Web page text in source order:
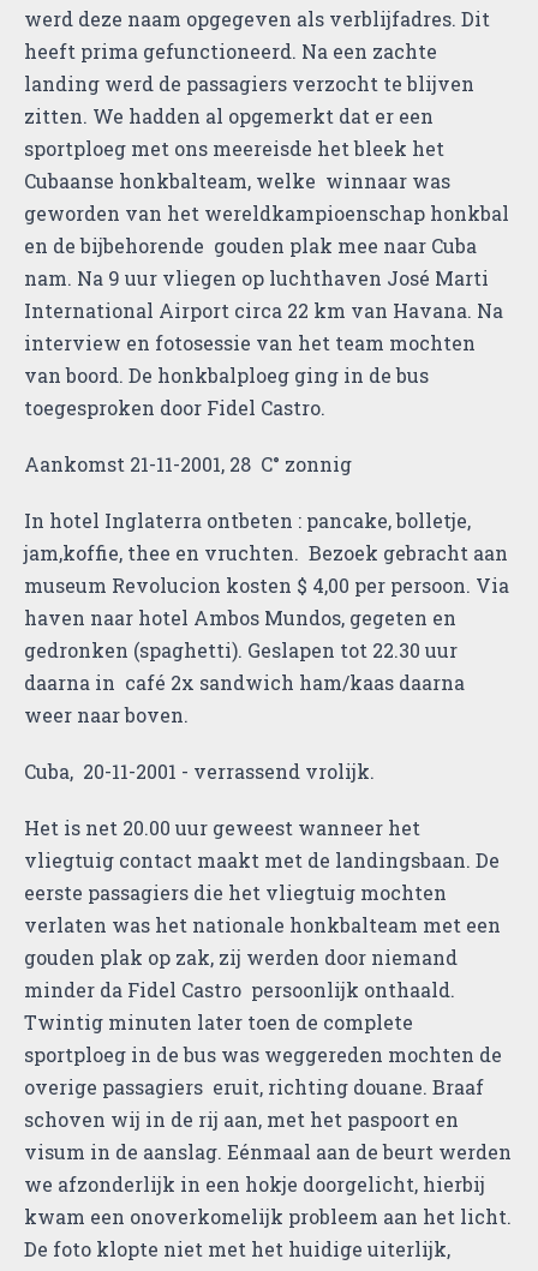
werd deze naam opgegeven als verblijfadres. Dit
heeft prima gefunctioneerd. Na een zachte
landing werd de passagiers verzocht te blijven
zitten. We hadden al opgemerkt dat er een
sportploeg met ons meereisde het bleek het
Cubaanse honkbalteam, welke winnaar was
geworden van het wereldkampioenschap honkbal
en de bijbehorende gouden plak mee naar Cuba
nam. Na 9 uur vliegen op luchthaven José Marti
International Airport circa 22 km van Havana. Na
interview en fotosessie van het team mochten
van boord. De honkbalploeg ging in de bus
toegesproken door Fidel Castro.
Aankomst 21-11-2001, 28 C° zonnig
In hotel Inglaterra ontbeten : pancake, bolletje,
jam,koffie, thee en vruchten. Bezoek gebracht aan
museum Revolucion kosten $ 4,00 per persoon. Via
haven naar hotel Ambos Mundos, gegeten en
gedronken (spaghetti). Geslapen tot 22.30 uur
daarna in café 2x sandwich ham/kaas daarna
weer naar boven.
Cuba, 20-11-2001 - verrassend vrolijk.
Het is net 20.00 uur geweest wanneer het
vliegtuig contact maakt met de landingsbaan. De
eerste passagiers die het vliegtuig mochten
verlaten was het nationale honkbalteam met een
gouden plak op zak, zij werden door niemand
minder da Fidel Castro persoonlijk onthaald.
Twintig minuten later toen de complete
sportploeg in de bus was weggereden mochten de
overige passagiers eruit, richting douane. Braaf
schoven wij in de rij aan, met het paspoort en
visum in de aanslag. Eénmaal aan de beurt werden
we afzonderlijk in een hokje doorgelicht, hierbij
kwam een onoverkomelijk probleem aan het licht.
De foto klopte niet met het huidige uiterlijk,